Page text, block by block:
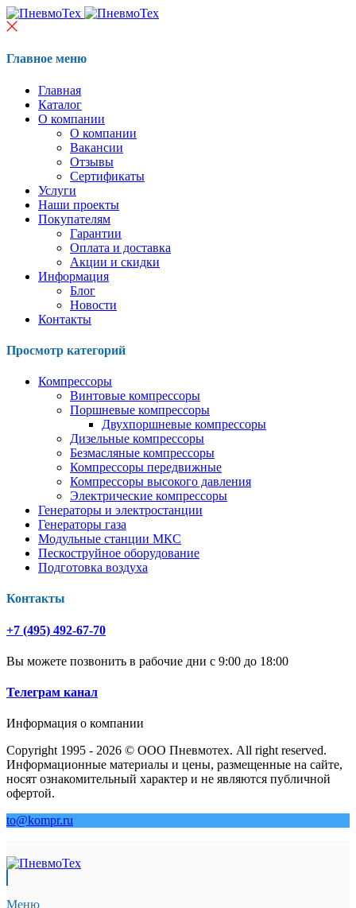
Главное меню
Главная
Каталог
О компании
О компании
Вакансии
Отзывы
Сертификаты
Услуги
Наши проекты
Покупателям
Гарантии
Оплата и доставка
Акции и скидки
Информация
Блог
Новости
Контакты
Просмотр категорий
Компрессоры
Винтовые компрессоры
Поршневые компрессоры
Двухпоршневые компрессоры
Дизельные компрессоры
Безмасляные компрессоры
Компрессоры передвижные
Компрессоры высокого давления
Электрические компрессоры
Генераторы и электростанции
Генераторы газа
Модульные станции МКС
Пескоструйное оборудование
Подготовка воздуха
Контакты
+7 (495) 492-67-70
Вы можете позвонить в рабочие дни с 9:00 до 18:00
Телеграм канал
Информация о компании
Copyright 1995 - 2026 © ООО Пневмотех. All right reserved.
Информационные материалы и цены, размещенные на сайте,
носят ознакомительный характер и не являются публичной
офертой.
to@kompr.ru
Меню